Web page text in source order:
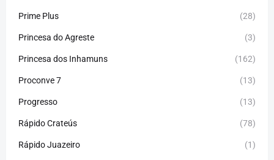
Prime Plus (28)
Princesa do Agreste (3)
Princesa dos Inhamuns (162)
Proconve 7 (13)
Progresso (13)
Rápido Crateús (78)
Rápido Juazeiro (1)